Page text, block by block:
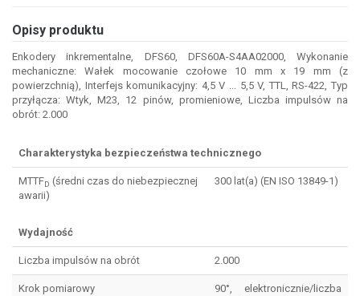
Opisy produktu
Enkodery inkrementalne, DFS60, DFS60A-S4AA02000, Wykonanie
mechaniczne: Wałek mocowanie czołowe 10 mm x 19 mm (z
powierzchnią), Interfejs komunikacyjny: 4,5 V ... 5,5 V, TTL, RS-422, Typ
przyłącza: Wtyk, M23, 12 pinów, promieniowe, Liczba impulsów na
obrót: 2.000
Charakterystyka bezpieczeństwa technicznego
MTTFD (średni czas do niebezpiecznej
awarii)
300 lat(a) (EN ISO 13849-1)
Wydajność
Liczba impulsów na obrót 2.000
Krok pomiarowy
90°, elektronicznie/liczba